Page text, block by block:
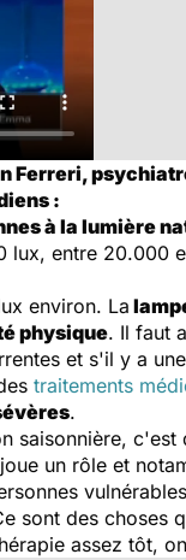
Ferreri,
:
à la lumière
lux, entre 20.000
environ. La
physique. Il faut
et s'il y a
traitements
.
saisonnière,
un rôle et
sont des choses
assez tôt,